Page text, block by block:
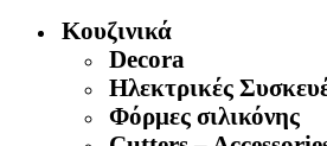
Κουζινικά
Decora
Ηλεκτρικές
Φόρμες σιλικόνης